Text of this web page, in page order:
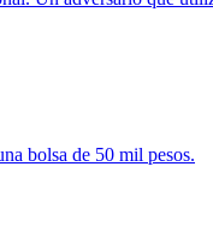
bolsa de 50 mil pesos.